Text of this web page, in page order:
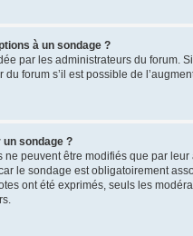
à un sondage ?
par les administrateurs du
forum s’il est possible de
sondage ?
peuvent être modifiés que par
le sondage est obligatoirement
ont été exprimés, seuls les